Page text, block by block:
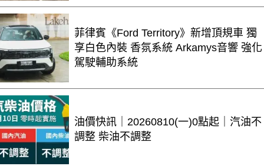
菲律賓《Ford Territory》新增頂規車 獨
享白色內裝 香氛系統 Arkamys音響 強化
駕駛輔助系統
油價快訊｜20260810(一)0點起｜汽油不
調整 柴油不調整